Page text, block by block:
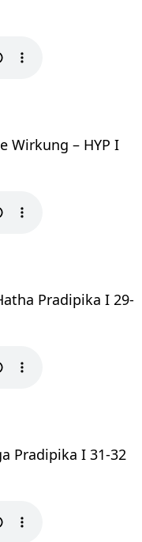
Wirkung – HYP I
Pradipika I 29-
Pradipika I 31-32